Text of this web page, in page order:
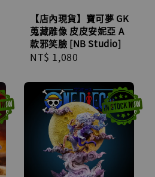
【店內現貨】寶可夢 GK
蒐藏雕像 皮皮安妮亞 A
款邪笑臉 [NB Studio]
Regular
NT$ 1,080